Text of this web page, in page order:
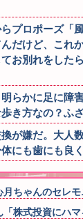
らプロポーズ「
だけど、これ
お別れをした
らかに足に障
き方なの？ふ
が嫌だ。大人
にも歯にも良
月ちゃんのセレ
「株式投資にハ